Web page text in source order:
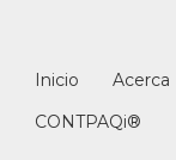
Inicio Acerca
CONTPAQi®